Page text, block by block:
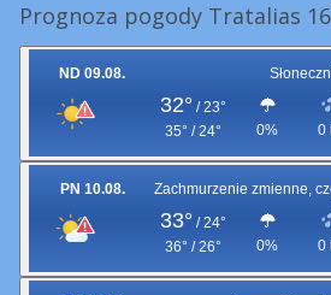
Prognoza pogody Tratalias
ND 09.08.
32° / 23°
35° / 24°
0% 0
PN 10.08. Zachmurzenie zmienne,
33° / 24°
36° / 26°
0% 0